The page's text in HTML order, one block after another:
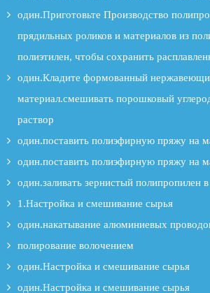
один.Приготовьте Производство
прядильных роликов и материалов из
полиэтилен, чтобы сохранить
один.Кладите формованный
материал.смешивать порошковый
раствор
один.поставить полиэфирную пряжу на
один.поставить полиэфирную пряжу на
один.заливать зернистый полипропилен
1.Настройка и смешивание сырья
один.накатывание алюминиевых
полирование волочением
один.Настройка и смешивание сырья
один.Настройка и смешивание сырья